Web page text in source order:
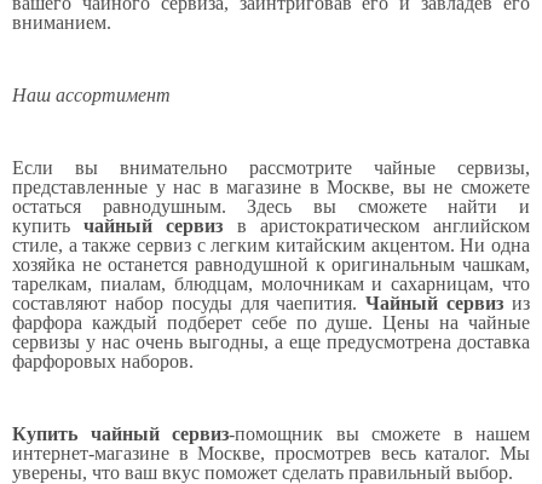
вниманием.
Наш ассортимент
Если вы внимательно рассмотрите чайные сервизы,
представленные у нас в магазине в Москве, вы не сможете
остаться равнодушным. Здесь вы сможете найти и
купитьчайный сервиз в аристократическом английском
стиле, а также сервиз с легким китайским акцентом. Ни одна
хозяйка не останется равнодушной к оригинальным чашкам,
тарелкам, пиалам, блюдцам, молочникам и сахарницам, что
составляют набор посуды для чаепития.Чайный сервиз из
фарфора каждый подберет себе по душе. Цены на чайные
сервизы у нас очень выгодны, а еще предусмотрена доставка
фарфоровых наборов.
Купить чайный сервиз-помощник вы сможете в нашем
интернет-магазине в Москве, просмотрев весь каталог. Мы
уверены, что ваш вкус поможет сделать правильный выбор.